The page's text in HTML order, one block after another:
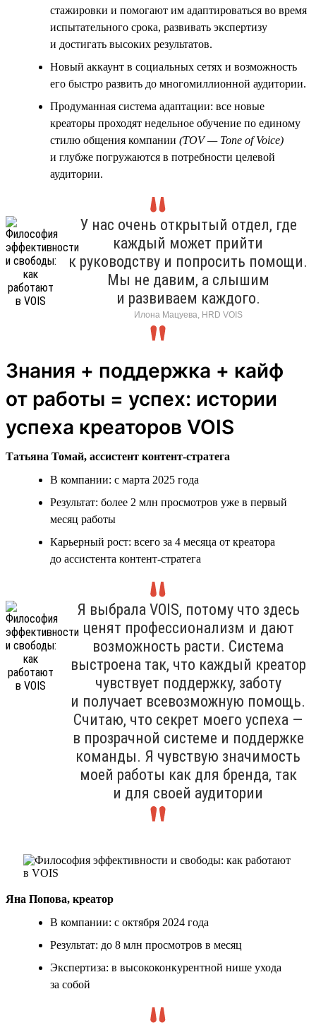
стажировки и помогают им адаптироваться во время
испытательного срока, развивать экспертизу
и достигать высоких результатов.
Новый аккаунт в социальных сетях и возможность
его быстро развить до многомиллионной аудитории.
Продуманная система адаптации: все новые
креаторы проходят недельное обучение по единому
стилю общения компании (TOV — Tone of Voice)
и глубже погружаются в потребности целевой
аудитории.
У нас очень открытый отдел, где
каждый может прийти
к руководству и попросить помощи.
Мы не давим, а слышим
и развиваем каждого.
Илона Мацуева, HRD VOIS
Знания + поддержка + кайф
от работы = успех: истории
успеха креаторов VOIS
Татьяна Томай, ассистент контент-стратега
В компании: с марта 2025 года
Результат: более 2 млн просмотров уже в первый
месяц работы
Карьерный рост: всего за 4 месяца от креатора
до ассистента контент-стратега
Я выбрала VOIS, потому что здесь
ценят профессионализм и дают
возможность расти. Система
выстроена так, что каждый креатор
чувствует поддержку, заботу
и получает всевозможную помощь.
Считаю, что секрет моего успеха —
в прозрачной системе и поддержке
команды. Я чувствую значимость
моей работы как для бренда, так
и для своей аудитории
Яна Попова, креатор
В компании: с октября 2024 года
Результат: до 8 млн просмотров в месяц
Экспертиза: в высококонкурентной нише ухода
за собой